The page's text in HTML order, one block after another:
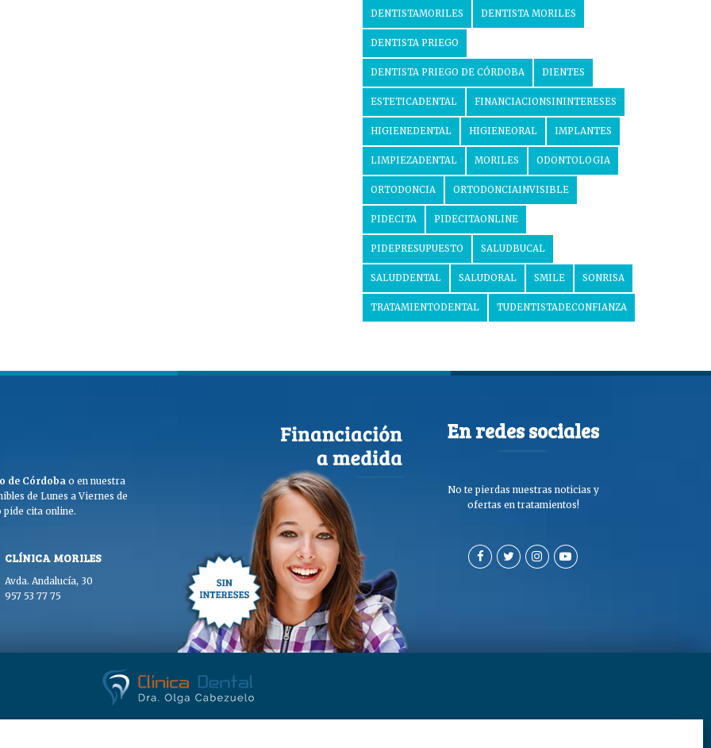
DENTISTAMORILES DENTISTA MORILES
DENTISTA PRIEGO
DENTISTA PRIEGO DE CÓRDOBA DIENTES
ESTETICADENTAL FINANCIACIONSININTERESES
HIGIENEDENTAL HIGIENEORAL IMPLANTES
LIMPIEZADENTAL MORILES ODONTOLOGIA
ORTODONCIA ORTODONCIAINVISIBLE
PIDECITA PIDECITAONLINE
PIDEPRESUPUESTO SALUDBUCAL
SALUDDENTAL SALUDORAL SMILE SONRISA
TRATAMIENTODENTAL TUDENTISTADECONFIANZA
de Córdoba o en nuestra
de Lunes a Viernes de
pide cita online.
CLÍNICA MORILES
Avda. Andalucía, 30
957 53 77 75
En redes sociales
No te pierdas nuestras noticias y
ofertas en tratamientos!